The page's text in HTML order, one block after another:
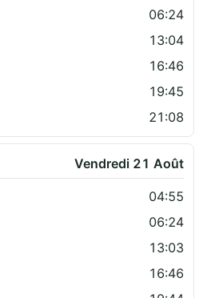
06:24
13:04
16:46
19:45
21:08
Vendredi 21 Août
04:55
06:24
13:03
16:46